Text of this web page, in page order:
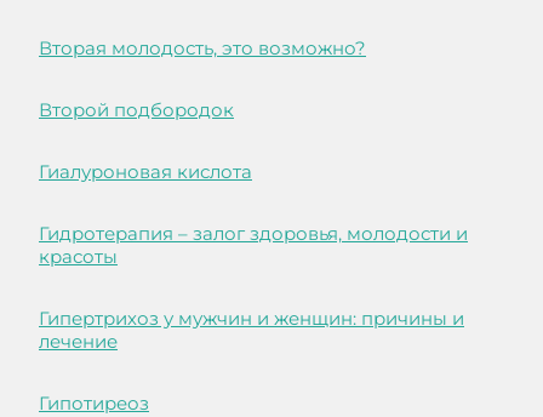
Вторая молодость, это возможно?
Второй подбородок
Гиалуроновая кислота
Гидротерапия – залог здоровья, молодости и
красоты
Гипертрихоз у мужчин и женщин: причины и
лечение
Гипотиреоз